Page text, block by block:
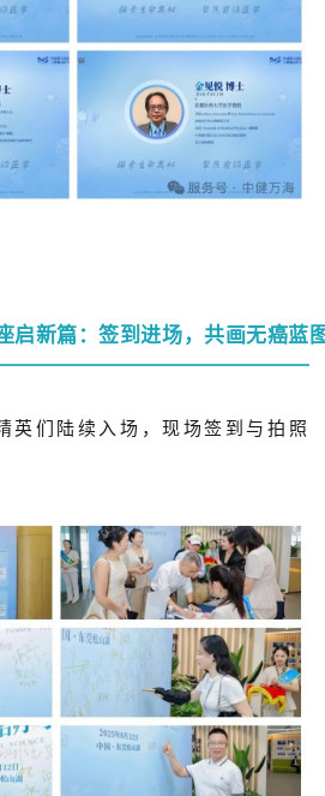
启新篇：签到进场，共画无癌蓝
们陆续入场，现场签到与拍照